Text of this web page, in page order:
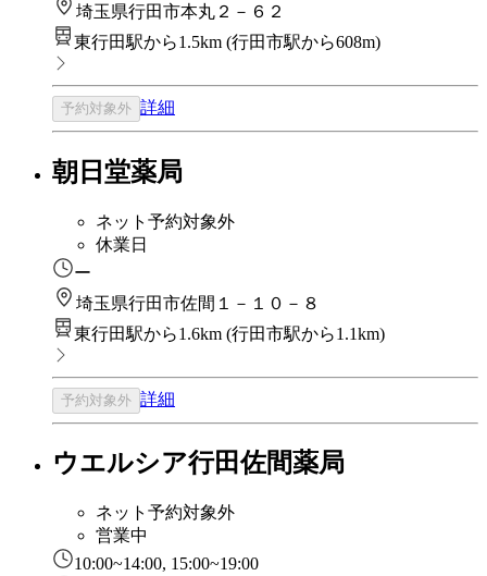
埼玉県行田市本丸２－６２
東行田駅から1.5km (行田市駅から608m)
予約対象外 詳細
朝日堂薬局
ネット予約対象外
休業日
ー
埼玉県行田市佐間１－１０－８
東行田駅から1.6km (行田市駅から1.1km)
予約対象外 詳細
ウエルシア行田佐間薬局
ネット予約対象外
営業中
10:00~14:00, 15:00~19:00